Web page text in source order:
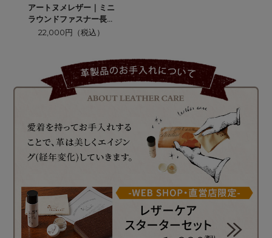
アートヌメレザー｜ミニ
ラウンドファスナー長財
布【群鶏 伊藤若冲】
22,000円（税込）